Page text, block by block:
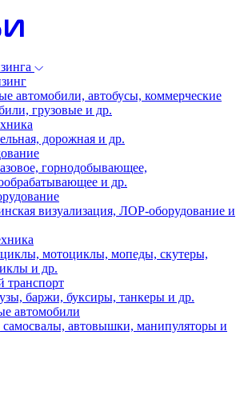
автомобили, автобусы, коммерческие
грузовые и др.
дорожная и др.
горнодобывающее,
и др.
визуализация, ЛОР-оборудование и
мотоциклы, мопеды, скутеры,
и др.
транспорт
баржи, буксиры, танкеры и др.
автомобили
самосвалы, автовышки, манипуляторы и